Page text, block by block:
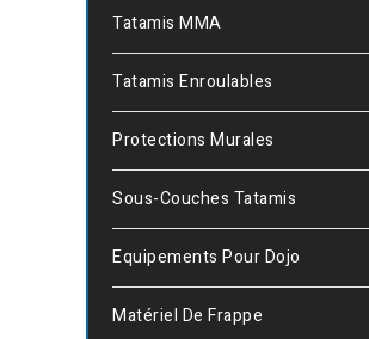
Tatamis MMA
Tatamis Enroulables
Protections Murales
Sous-Couches Tatamis
Equipements Pour Dojo
Matériel De Frappe